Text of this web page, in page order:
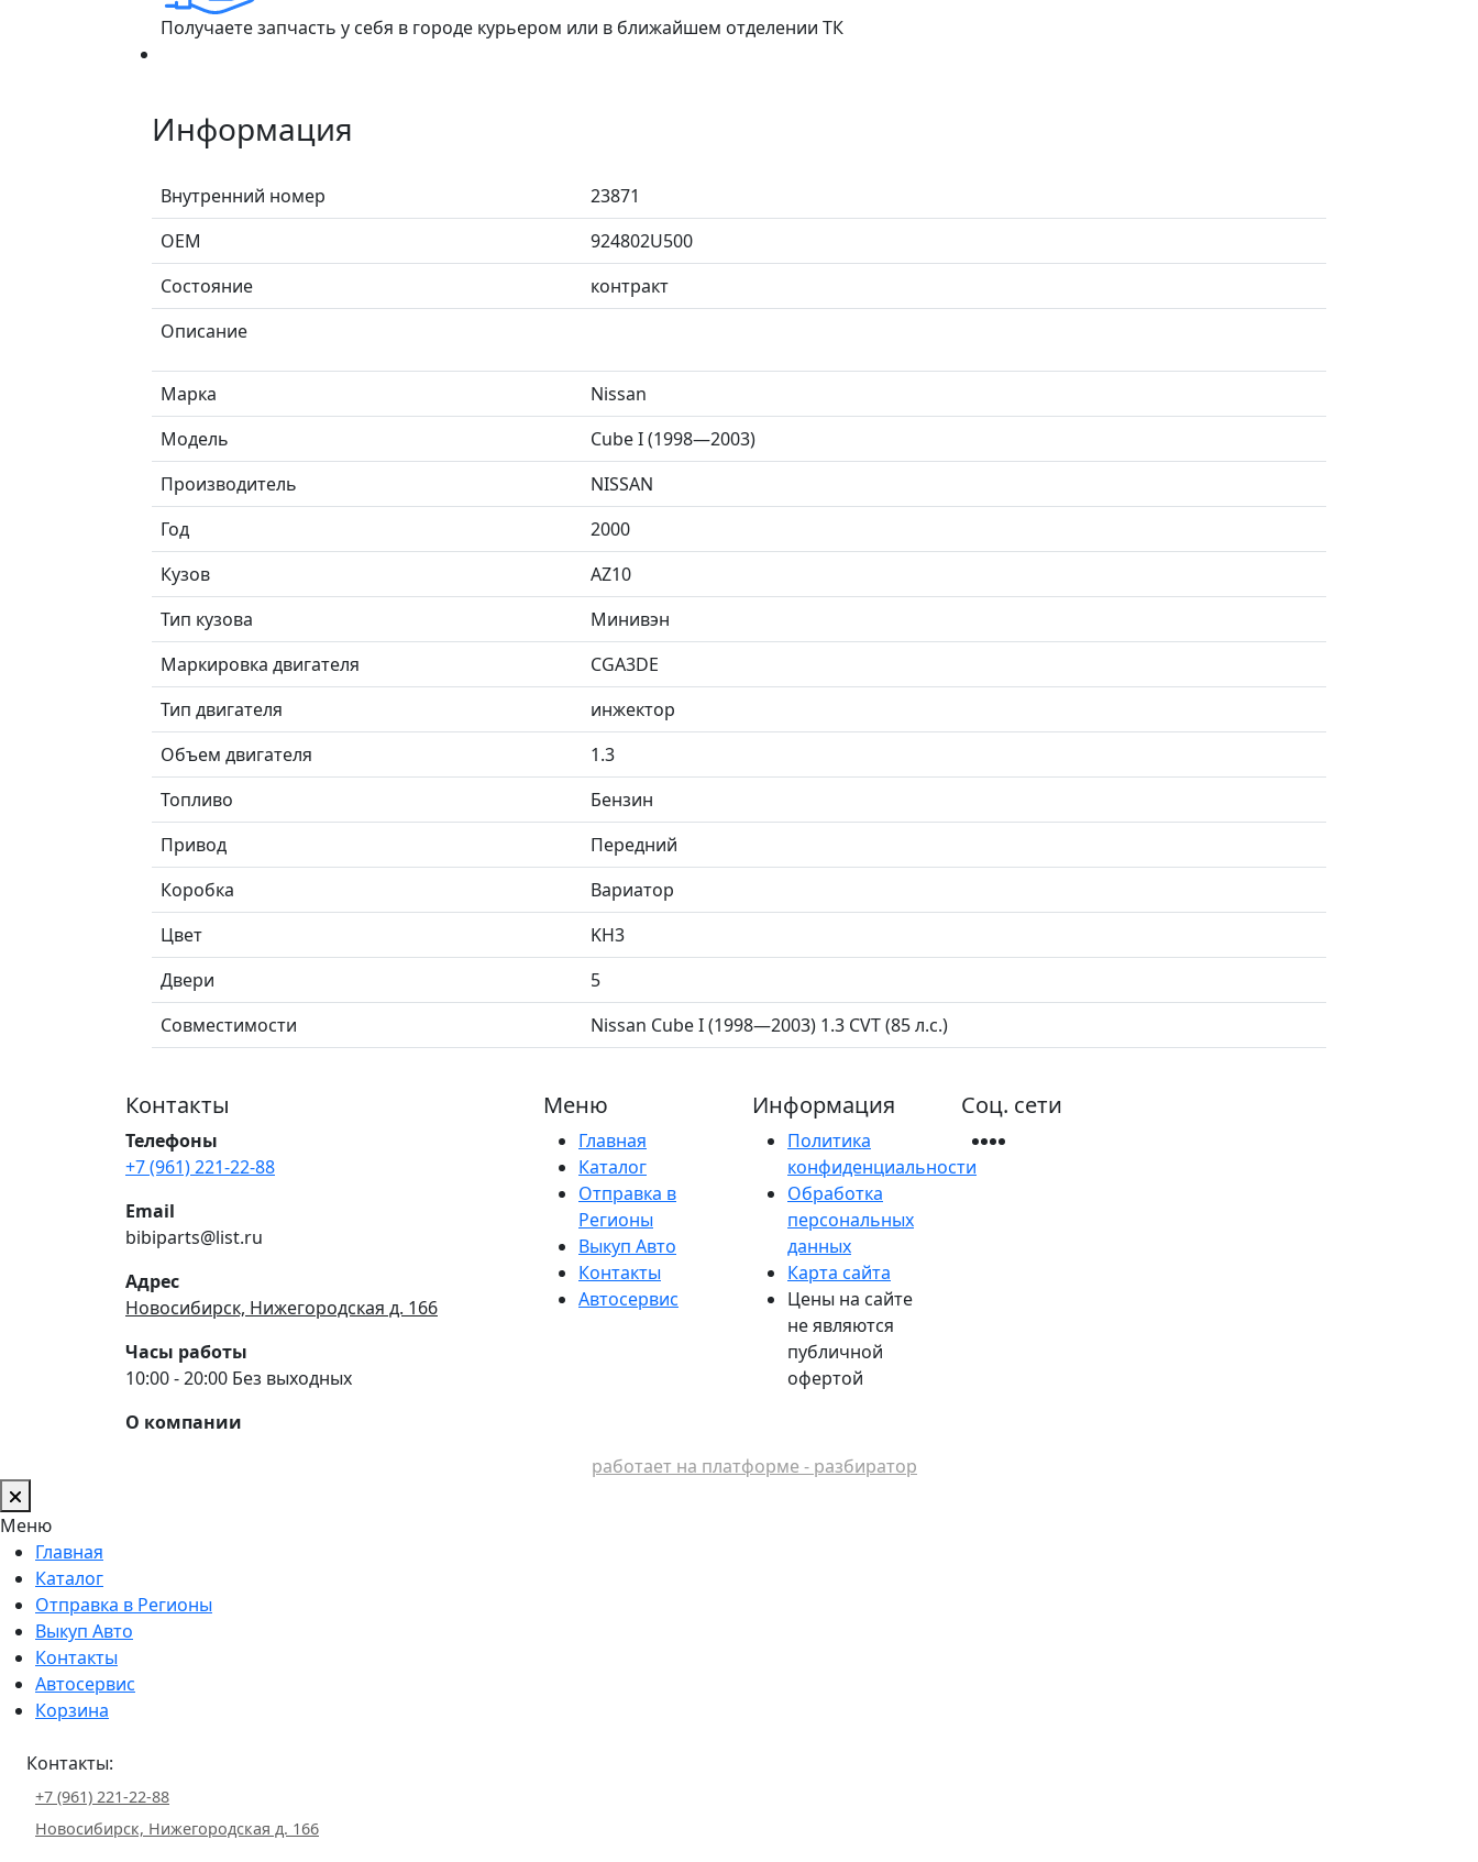
Получаете запчасть у себя в городе курьером или в ближайшем отделении ТК
Информация
Внутренний номер
23871
ОЕМ
924802U500
Состояние
контракт
Описание
Марка
Nissan
Модель
Cube I (1998—2003)
Производитель
NISSAN
Год
2000
Кузов
AZ10
Тип кузова
Минивэн
Маркировка двигателя
CGA3DE
Тип двигателя
инжектор
Объем двигателя
1.3
Топливо
Бензин
Привод
Передний
Коробка
Вариатор
Цвет
KH3
Двери
5
Совместимости
Nissan Cube I (1998—2003) 1.3 CVT (85 л.с.)
Контакты
Телефоны
+7 (961) 221-22-88
Email
bibiparts@list.ru
Адрес
Новосибирск, Нижегородская д. 166
Часы работы
10:00 - 20:00 Без выходных
О компании
Меню
Главная
Каталог
Отправка в
Регионы
Выкуп Авто
Контакты
Автосервис
Информация
Политика
конфиденциальности
Обработка
персональных
данных
Карта сайта
Цены на сайте
не являются
публичной
офертой
Соц. сети
работает на платформе - разбиратор
Меню
Главная
Каталог
Отправка в Регионы
Выкуп Авто
Контакты
Автосервис
Корзина
Контакты:
+7 (961) 221-22-88
Новосибирск, Нижегородская д. 166